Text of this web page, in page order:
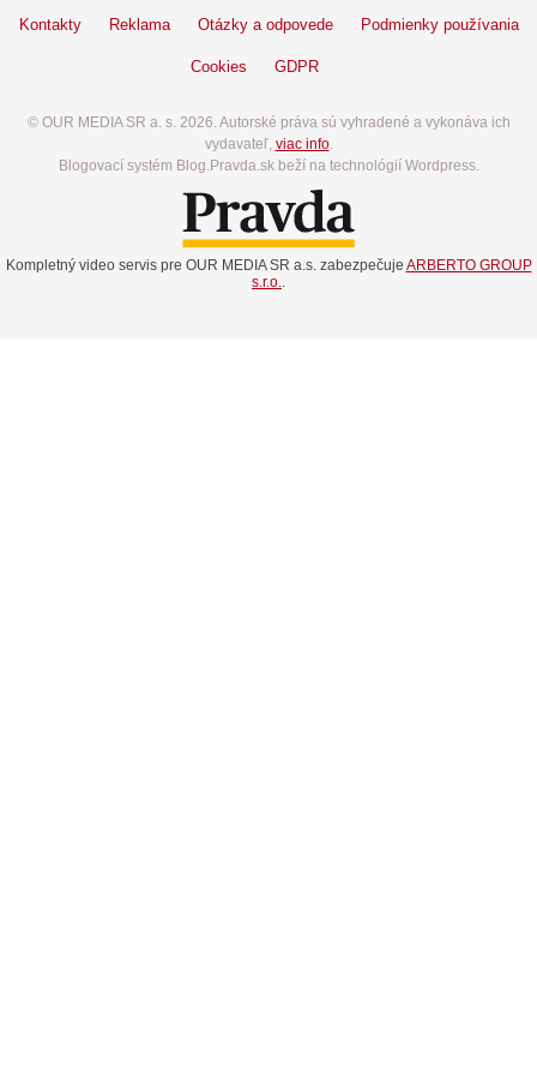
Kontakty Reklama Otázky a odpovede Podmienky používania
Cookies GDPR
© OUR MEDIA SR a. s. 2026. Autorské práva sú vyhradené a vykonáva ich
vydavateľ, viac info.
Blogovací systém Blog.Pravda.sk beží na technológií Wordpress.
Kompletný video servis pre OUR MEDIA SR a.s. zabezpečuje ARBERTO GROUP
s.r.o.